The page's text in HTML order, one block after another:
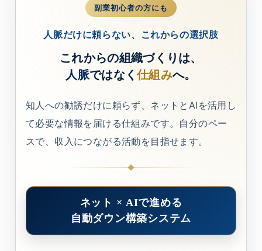
副業初心者の方にも
人脈だけに頼らない、これからの選択肢
これからの組織づくりは、
人脈ではなく仕組みへ。
知人への勧誘だけに頼らず、ネットとAIを活用し
て必要な情報を届ける仕組みです。自分のペー
スで、収入につながる活動を目指せます。
ネット × AIで進める
自動ダウン構築システム